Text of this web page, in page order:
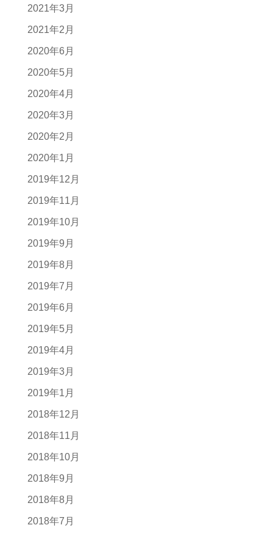
2021年3月
2021年2月
2020年6月
2020年5月
2020年4月
2020年3月
2020年2月
2020年1月
2019年12月
2019年11月
2019年10月
2019年9月
2019年8月
2019年7月
2019年6月
2019年5月
2019年4月
2019年3月
2019年1月
2018年12月
2018年11月
2018年10月
2018年9月
2018年8月
2018年7月